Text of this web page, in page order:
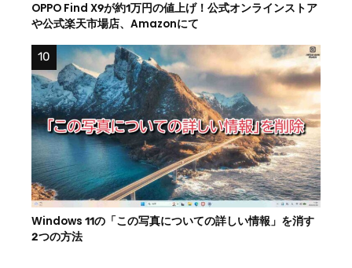
OPPO Find X9が約1万円の値上げ！公式オンラインストア
や公式楽天市場店、Amazonにて
Windows 11の「この写真についての詳しい情報」を消す
2つの方法